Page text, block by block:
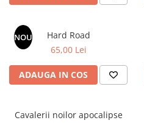
Sanatate
Diete
Gastronomik
MedConnect
Medicina Pentru Toti
NOU
Hard Road
65,00 Lei
ADAUGA IN COS
Cavalerii noilor apocalipse